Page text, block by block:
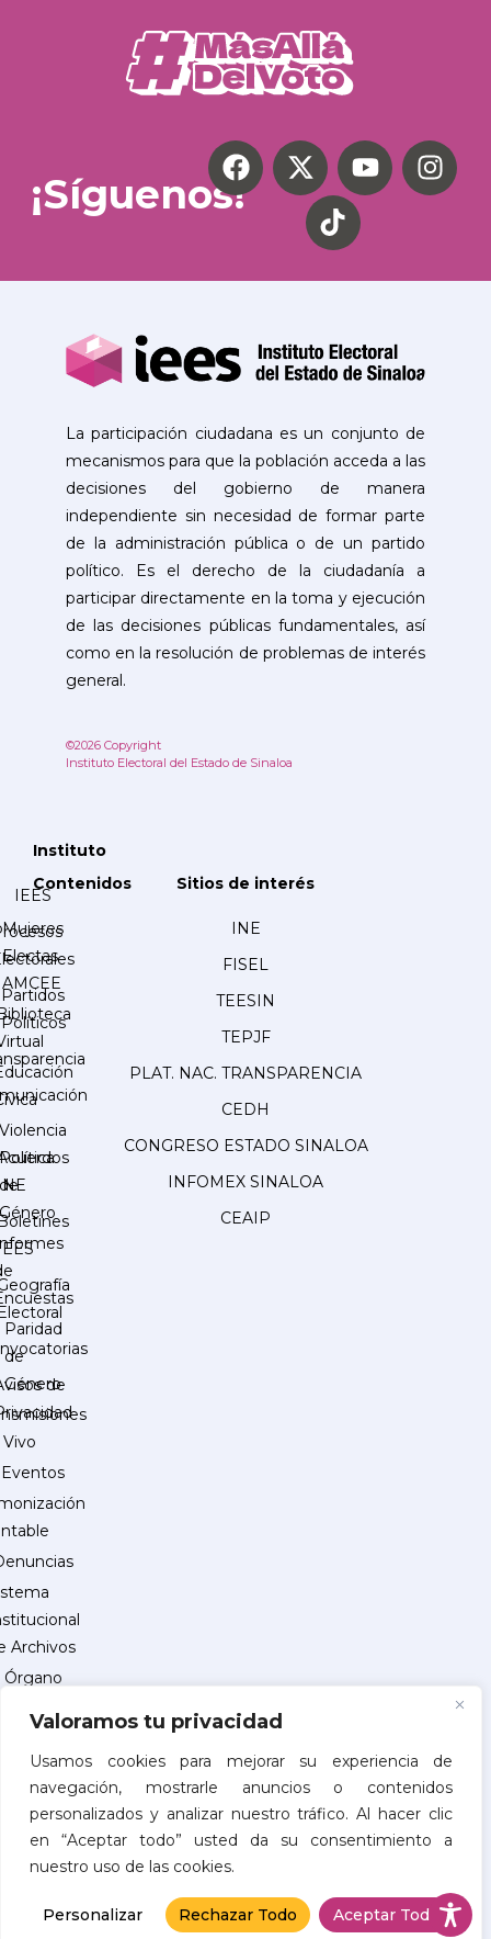
Valoramos tu privacidad
Usamos cookies para mejorar su experiencia de
navegación, mostrarle anuncios o contenidos
personalizados y analizar nuestro tráfico. Al hacer clic
en “Aceptar todo” usted da su consentimiento a
nuestro uso de las cookies.
Personalizar Rechazar Todo Aceptar Todo
¡Síguenos!
La participación ciudadana es un conjunto de
mecanismos para que la población acceda a las
decisiones del gobierno de manera
independiente sin necesidad de formar parte
de la administración pública o de un partido
político. Es el derecho de la ciudadanía a
participar directamente en la toma y ejecución
de las decisiones públicas fundamentales, así
como en la resolución de problemas de interés
general.
©2026 Copyright
Instituto Electoral del Estado de Sinaloa
Instituto
IEES
Partidos
Políticos
de
Contenidos
Mujeres
Electas
AMCEE
Violencia
Política
de
Género
Paridad
de
Género
Eventos
Archivos
Órgano
Control
INSCRIPCIÓN
PROVEEDORES
Sitios de interés
INE
FISEL
TEESIN
TEPJF
PLAT. NAC. TRANSPARENCIA
CEDH
CONGRESO ESTADO SINALOA
INFOMEX SINALOA
CEAIP